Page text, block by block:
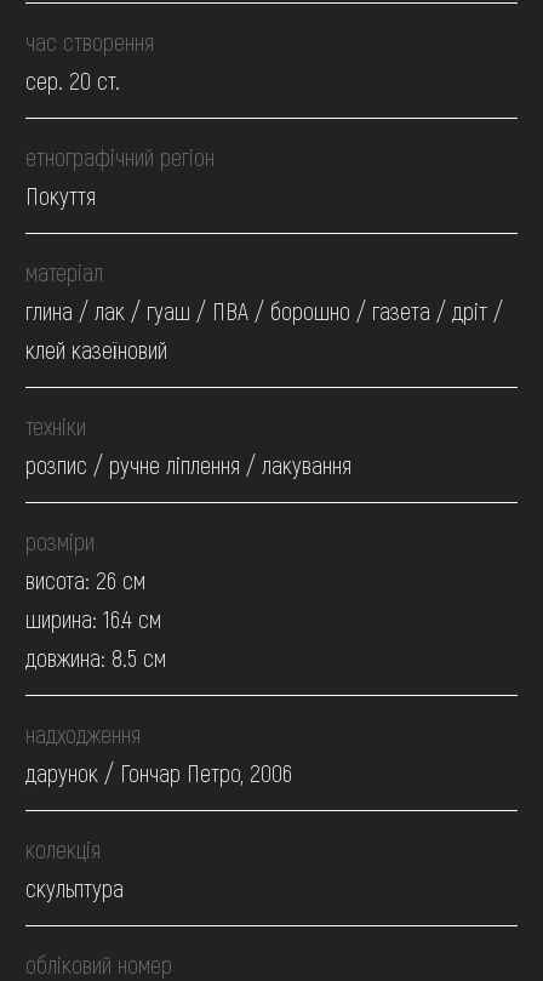
час створення
сер. 20 ст.
етнографічний регіон
Покуття
матеріал
глина / лак / гуаш / ПВА / борошно / газета / дріт /
клей казеїновий
техніки
розпис / ручне ліплення / лакування
розміри
висота: 26 см
ширина: 16.4 см
довжина: 8.5 см
надходження
дарунок / Гончар Петро, 2006
колекція
скульптура
обліковий номер